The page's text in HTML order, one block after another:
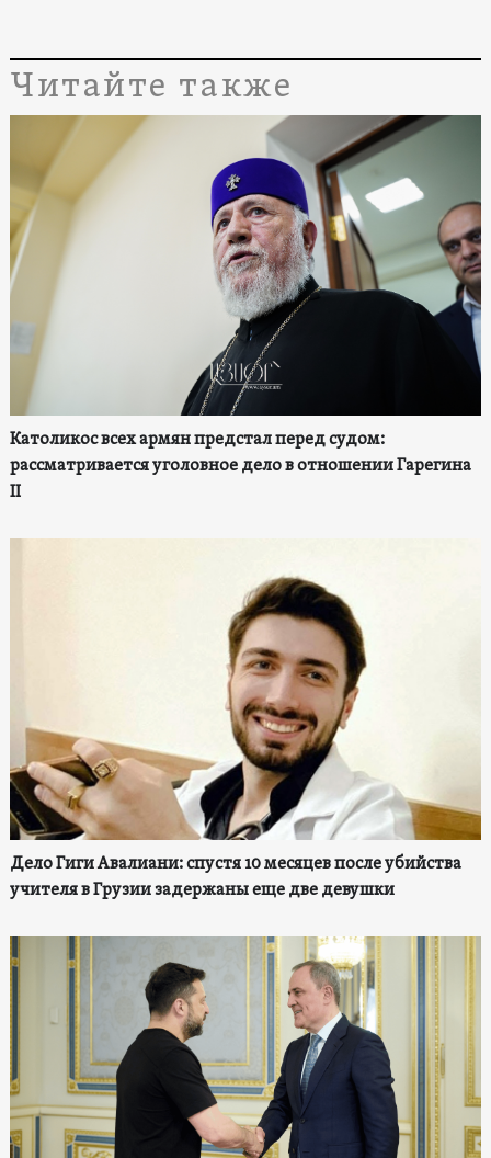
Читайте также
Католикос всех армян предстал перед судом:
рассматривается уголовное дело в отношении Гарегина
II
Дело Гиги Авалиани: спустя 10 месяцев после убийства
учителя в Грузии задержаны еще две девушки